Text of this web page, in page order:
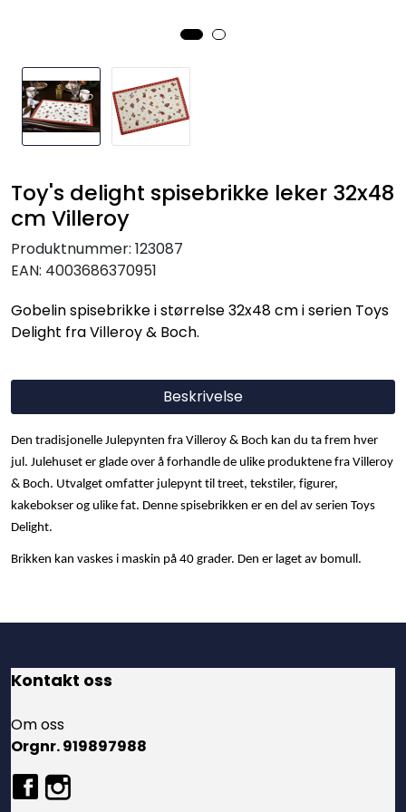
Toy's delight spisebrikke leker 32x48
cm Villeroy
Produktnummer: 123087
EAN: 4003686370951
Gobelin spisebrikke i størrelse 32x48 cm i serien Toys
Delight fra Villeroy & Boch.
Beskrivelse
Den tradisjonelle Julepynten fra Villeroy & Boch kan du ta frem hver
jul. Julehuset er glade over å forhandle de ulike produktene fra Villeroy
& Boch. Utvalget omfatter julepynt til treet, tekstiler, figurer,
kakebokser og ulike fat. Denne spisebrikken er en del av serien Toys
Delight.
Brikken kan vaskes i maskin på 40 grader. Den er laget av bomull.
Kontakt oss
Om oss
Orgnr. 919897988